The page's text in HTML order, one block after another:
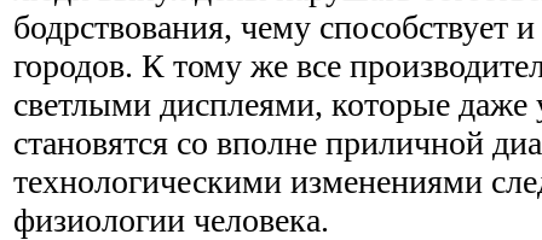
бодрствования, чему способствует
городов. К тому же все
светлыми дисплеями, которые даже
становятся со вполне приличной
технологическими изменениями
физиологии человека.